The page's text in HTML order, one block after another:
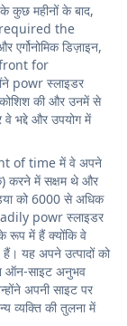
कुछ महीनों के बाद,
required the
डिज़ाइन,
for
powr स्लाइडर
की और उनमें से
भद्दे और उपयोग में
of time में वे अपने
करने में सक्षम थे और
को 6000 से अधिक
powr स्लाइडर
रूप में हैं क्योंकि वे
यह अपने उत्पादों को
ऑन-साइट अनुभव
अपनी साइट पर
व्यक्ति की तुलना में